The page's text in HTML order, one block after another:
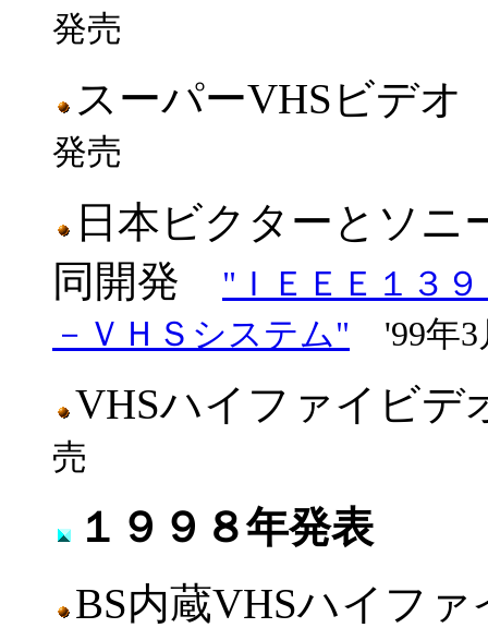
発売
スーパーVHSビデ
発売
日本ビクターとソニ
同開発
"ＩＥＥＥ１３
－ＶＨＳシステム" '99年3
VHSハイファイビ
売
１９９８年発表
BS内蔵VHSハイフ